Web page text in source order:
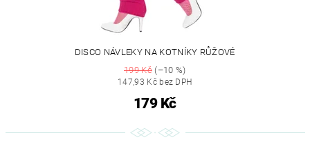
DISCO NÁVLEKY NA KOTNÍKY RŮŽOVÉ
199 Kč(–10 %)
147,93 Kč bez DPH
179 Kč